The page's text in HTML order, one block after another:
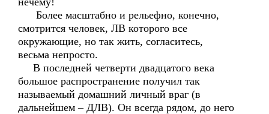
Более масштабно и рельефно, конечно,
смотрится человек, ЛВ которого все
окружающие, но так жить, согласитесь,
весьма непросто.
В последней четверти двадцатого века
большое распространение получил так
называемый домашний личный враг (в
дальнейшем – ДЛВ). Он всегда рядом, до него